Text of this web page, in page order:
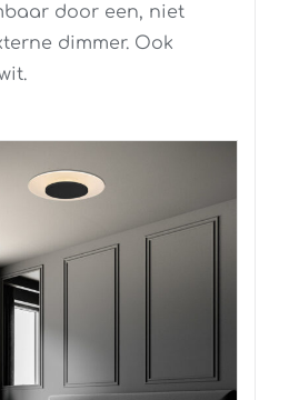
door een, niet
dimmer. Ook